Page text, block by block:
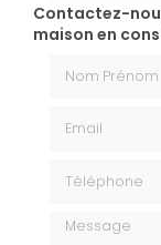
Contactez-
maison en
Message